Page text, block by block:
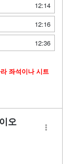
12:14
12:16
12:36
좌석이나 시트
오